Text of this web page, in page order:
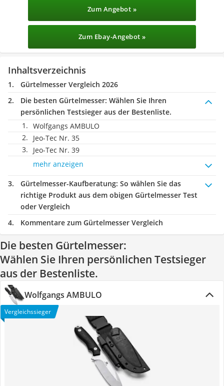
Zum Angebot »
Zum Ebay-Angebot »
Inhaltsverzeichnis
Gürtelmesser Vergleich 2026
Die besten Gürtelmesser: Wählen Sie Ihren
persönlichen Testsieger aus der Bestenliste.
Wolfgangs AMBULO
Jeo-Tec Nr. 35
Jeo-Tec Nr. 39
mehr anzeigen
Gürtelmesser-Kaufberatung: So wählen Sie das
richtige Produkt aus dem obigen Gürtelmesser Test
oder Vergleich
Kommentare zum Gürtelmesser Vergleich
Die besten Gürtelmesser:
Wählen Sie Ihren persönlichen Testsieger
aus der Bestenliste.
Wolfgangs AMBULO
Vergleichssieger